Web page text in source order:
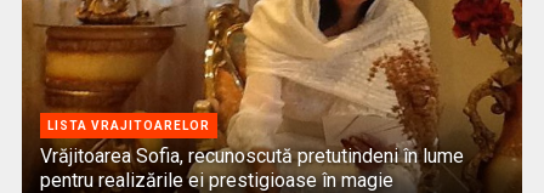
LISTA VRAJITOARELOR
Vrăjitoarea Sofia, recunoscută pretutindeni în lume
pentru realizările ei prestigioase în magie